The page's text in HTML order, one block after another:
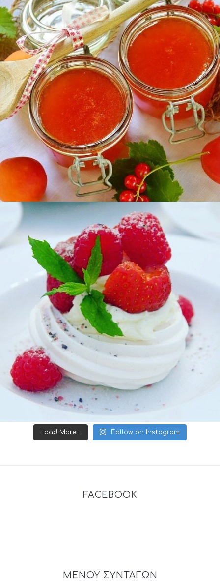
Load More... Follow on Instagram
FACEBOOK
ΜΕΝΟΥ ΣΥΝΤΑΓΩΝ